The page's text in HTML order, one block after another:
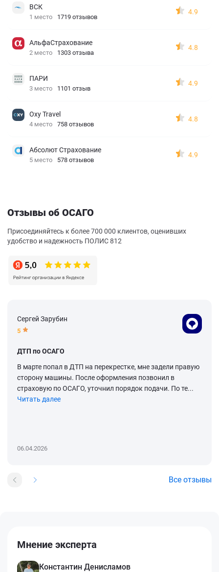
ВСК
1 место 1719 отзывов
4.9
АльфаСтрахование
2 место 1303 отзыва
4.8
ПАРИ
3 место 1101 отзыв
4.9
Oxy Travel
4 место 758 отзывов
4.8
Абсолют Страхование
5 место 578 отзывов
4.9
Отзывы об ОСАГО
Присоединяйтесь к более 700 000 клиентов, оценивших
удобство и надежность ПОЛИС 812
Сергей Зарубин
5
ДТП по ОСАГО
В марте попал в ДТП на перекрестке, мне задели правую
сторону машины. После оформления позвонил в
страховую по ОСАГО, уточнил порядок подачи. По те...
Читать далее
06.04.2026
Все отзывы
Мнение эксперта
Константин Денисламов